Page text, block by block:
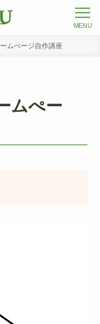
MENU
ムぺージ自作講座
ムぺー